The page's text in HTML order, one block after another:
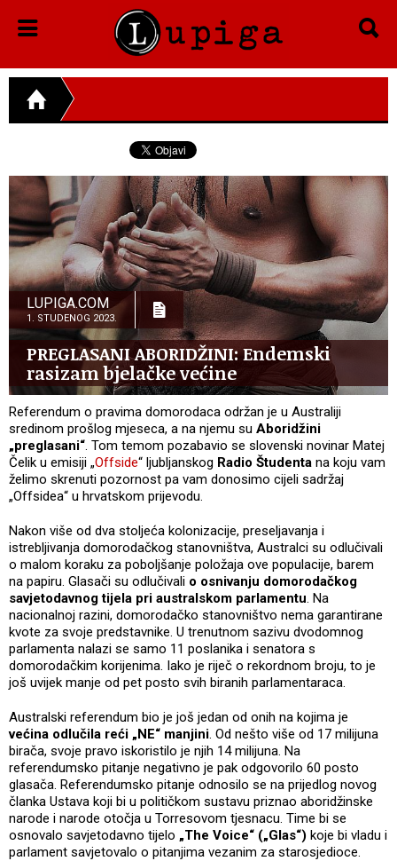
LUPIGA.COM
1. STUDENOG 2023.
PREGLASANI ABORIDŽINI: Endemski
rasizam bjelačke većine
Referendum o pravima domorodaca održan je u Australiji
sredinom prošlog mjeseca, a na njemu su Aboridžini
„preglasani“. Tom temom pozabavio se slovenski novinar Matej
Čelik u emisiji „Offside“ ljubljanskog Radio Študenta na koju vam
želimo skrenuti pozornost pa vam donosimo cijeli sadržaj
„Offsidea“ u hrvatskom prijevodu.
Nakon više od dva stoljeća kolonizacije, preseljavanja i
istrebljivanja domorodačkog stanovništva, Australci su odlučivali
o malom koraku za poboljšanje položaja ove populacije, barem
na papiru. Glasači su odlučivali o osnivanju domorodačkog
savjetodavnog tijela pri australskom parlamentu. Na
nacionalnoj razini, domorodačko stanovništvo nema garantirane
kvote za svoje predstavnike. U trenutnom sazivu dvodomnog
parlamenta nalazi se samo 11 poslanika i senatora s
domorodačkim korijenima. Iako je riječ o rekordnom broju, to je
još uvijek manje od pet posto svih biranih parlamentaraca.
Australski referendum bio je još jedan od onih na kojima je
većina odlučila reći „NE“ manjini. Od nešto više od 17 milijuna
birača, svoje pravo iskoristilo je njih 14 milijuna. Na
referendumsko pitanje negativno je pak odgovorilo 60 posto
glasača. Referendumsko pitanje odnosilo se na prijedlog novog
članka Ustava koji bi u političkom sustavu priznao aboridžinske
narode i narode otočja u Torresovom tjesnacu. Time bi se
osnovalo savjetodavno tijelo „The Voice“ („Glas“) koje bi vladu i
parlament savjetovalo o pitanjima vezanim za starosjedioce.